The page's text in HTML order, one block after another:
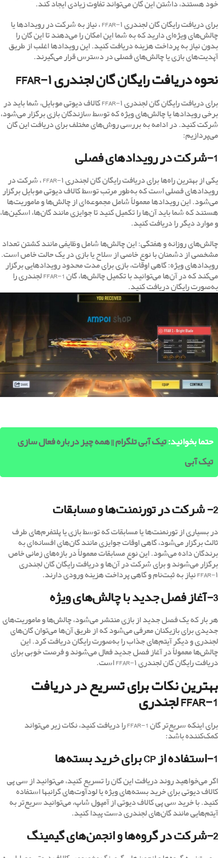
خود هستند، داشتن این گان می‌تواند تفاوت زیادی ایجاد کند.
برای دریافت رایگان گان لجندری FFAR-۱ ، نیاز به شرکت در رویدادها یا
چالش‌های ویژه‌ای دارید که به شما این امکان را می‌دهند تا این گان را
بدون نیاز به پرداخت هزینه دریافت کنید. این رویدادها اغلب از طریق
آپدیت‌های بازی یا چالش‌های فصلی در دسترس قرار می‌گیرند.
نحوه دریافت رایگان گان لجندری FFAR-۱
برای دریافت رایگان گان لجندری FFAR-۱ کالاف دیوتی موبایل، شما باید در
برخی رویدادها یا چالش‌های ویژه که توسط سازندگان بازی برگزار می‌شود،
شرکت کنید. در ادامه به بررسی روش‌های مختلف برای دریافت این گان
می‌پردازیم:
1-شرکت در رویدادهای فصلی
یکی از بهترین راه‌ها برای دریافت رایگان گان لجندری FFAR-۱ ، شرکت در
رویدادهای فصلی است که به‌طور مرتب توسط کالاف دیوتی موبایل برگزار
می‌شود. این رویدادها معمولاً شامل مجموعه‌ای از چالش‌ها و ماموریت‌ها
هستند که شما باید آن‌ها را تکمیل کنید تا جوایزی مانند گان‌ها، اسکین‌ها،
و موارد دیگر را دریافت کنید.
چالش‌های روزانه و هفتگی: این چالش‌ها شامل وظایفی مانند کشتن تعداد
مشخصی از دشمنان با نوع خاصی از سلاح یا بازی در یک حالت خاص است.
رویدادهای ویژه: گاهی اوقات، بازی برای مدت محدود رویدادهایی برگزار
می‌کند که در آن‌ها می‌توانید با تکمیل چالش‌ها، گان FFAR-1 لجندری را
به‌صورت رایگان دریافت کنید.
حتما بخوانید:تیک آبی تلگرام || همه چیز درباره فعال سازی
تیک آبی
2- شرکت در تورنمنت‌ها و مسابقات
در بسیاری از تورنمنت‌ها یا مسابقات که توسط بازی یا پلتفرم‌های طرف
ثالث برگزار می‌شود، گاهی اوقات جوایزی مانند گان‌های افسانه‌ای به
برندگان داده می‌شود. این نوع مسابقات معمولاً در بازه‌های زمانی خاص
برگزار می‌شوند و برای شرکت در آن‌ها و دریافت رایگان گان لجندری
FFAR-۱ نیاز به ثبت‌نام و گاهی پرداخت هزینه ورودی دارند.
3-آغاز فصل جدید با چالش‌های ویژه
هر بار که یک فصل جدید از بازی منتشر می‌شود، چالش‌ها و ماموریت‌های
جدیدی برای بازیکنان معرفی می‌شود که از طریق آن‌ها می‌توان گان‌های
لجندری و دیگر آیتم‌های جذاب را به‌صورت رایگان دریافت کرد. این
چالش‌ها معمولاً در آغاز فصل جدید فعال می‌شوند و فرصت خوبی برای
دریافت رایگان گان لجندری FFAR-۱ است.
بهترین نکات برای تسریع در دریافت
FFAR-1 لجندری
برای اینکه سریع‌تر گان FFAR-1 را دریافت کنید، نکات زیر می‌تواند
کمک‌کننده باشد:
1-استفاده از CP برای خرید بسته‌ها
اگر می‌خواهید روند دریافت این گان را تسریع کنید، می‌توانید از سی پی
کالاف دیوتی برای خرید بسته‌های ویژه یا لودآوت‌های گرانبها استفاده
کنید. با خرید سی پی کالاف دیوتی از آمپول شاپ، می‌توانید سریع‌تر به
آیتم‌هایی مانند گان‌های لجندری دست پیدا کنید.
2-شرکت در گروه‌ها و انجمن‌های گیمینگ